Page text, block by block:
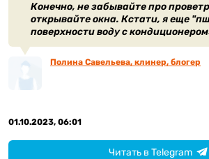
Конечно, не забывайте про
открывайте окна. Кстати, я еще
поверхности воду с
Полина Савельева, клинер, блогер
01.10.2023, 06:01
Читать в Telegram